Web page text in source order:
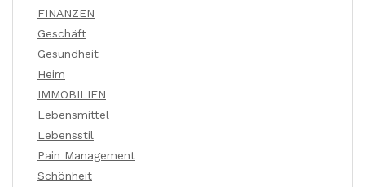
FINANZEN
Geschäft
Gesundheit
Heim
IMMOBILIEN
Lebensmittel
Lebensstil
Pain Management
Schönheit